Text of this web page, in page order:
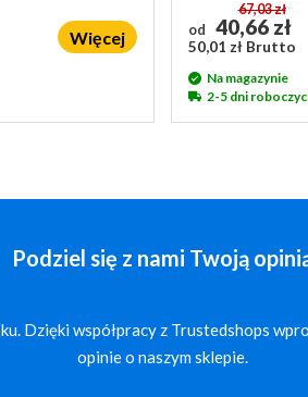
Więcej od
67,03 zł
40,66 zł
50,01 zł Brutto
Na magazynie
2-5 dni
Podziel się z nami Twoją
Dzięki współpracy z Trustedshops
opinie o naszym sklepie.